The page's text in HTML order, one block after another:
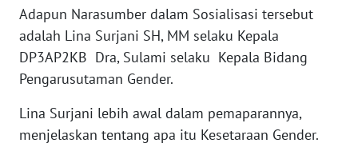
Adapun Narasumber dalam Sosialisasi tersebut
adalah Lina Surjani SH, MM selaku Kepala
DP3AP2KB Dra, Sulami selaku Kepala Bidang
Pengarusutaman Gender.
Lina Surjani lebih awal dalam pemaparannya,
menjelaskan tentang apa itu Kesetaraan Gender.
WN
NTB
WN
SULTENG
WN
SULBAR